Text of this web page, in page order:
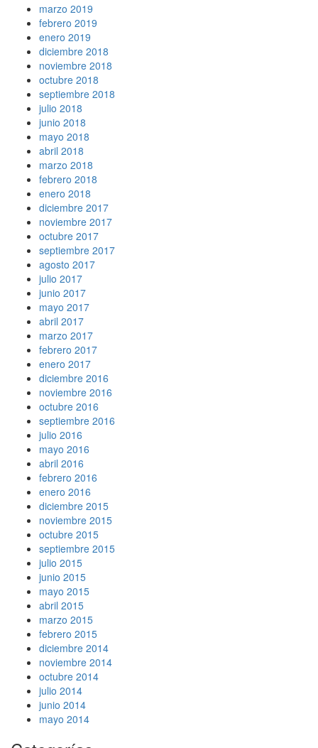
marzo 2019
febrero 2019
enero 2019
diciembre 2018
noviembre 2018
octubre 2018
septiembre 2018
julio 2018
junio 2018
mayo 2018
abril 2018
marzo 2018
febrero 2018
enero 2018
diciembre 2017
noviembre 2017
octubre 2017
septiembre 2017
agosto 2017
julio 2017
junio 2017
mayo 2017
abril 2017
marzo 2017
febrero 2017
enero 2017
diciembre 2016
noviembre 2016
octubre 2016
septiembre 2016
julio 2016
mayo 2016
abril 2016
febrero 2016
enero 2016
diciembre 2015
noviembre 2015
octubre 2015
septiembre 2015
julio 2015
junio 2015
mayo 2015
abril 2015
marzo 2015
febrero 2015
diciembre 2014
noviembre 2014
octubre 2014
julio 2014
junio 2014
mayo 2014